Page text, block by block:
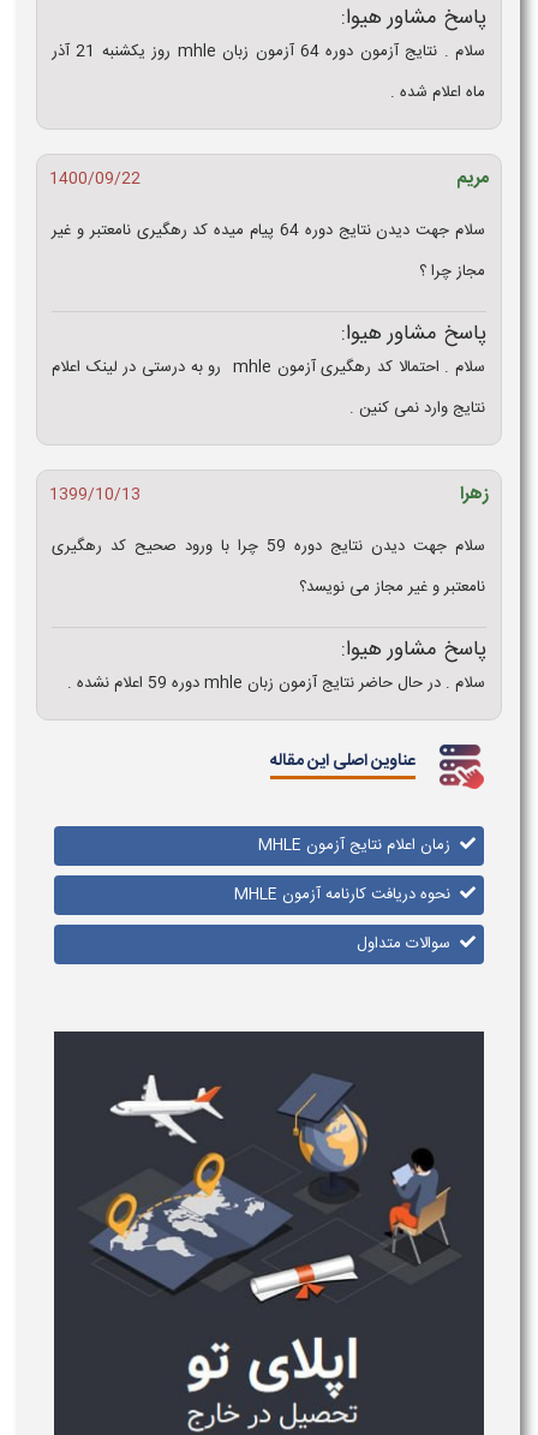
پاسخ مشاور هیوا:
سلام . نتایج آزمون دوره 64 آزمون زبان mhle روز یکشنبه 21 آذر
ماه اعلام شده .
مریم
1400/09/22
سلام جهت دیدن نتایج دوره 64 پیام میده کد رهگیری نامعتبر و غیر
مجاز چرا ؟
پاسخ مشاور هیوا:
سلام . احتمالا کد رهگیری آزمون mhle رو به درستی در لینک اعلام
نتایج وارد نمی کنین .
زهرا
1399/10/13
سلام جهت دیدن نتایج دوره 59 چرا با ورود صحیح کد رهگیری
نامعتبر و غیر مجاز می نویسد؟
پاسخ مشاور هیوا:
سلام . در حال حاضر نتایج آزمون زبان mhle دوره 59 اعلام نشده .
عناوین اصلی این مقاله
زمان اعلام نتایج آزمون MHLE
نحوه دریافت کارنامه آزمون MHLE
سوالات متداول